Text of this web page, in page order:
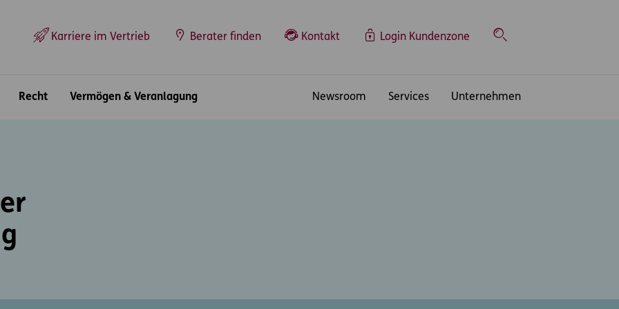
Karriere im Vertrieb Berater finden Kontakt Login Kundenzone
Suche
Recht Vermögen & Veranlagung Newsroom Services Unternehmen